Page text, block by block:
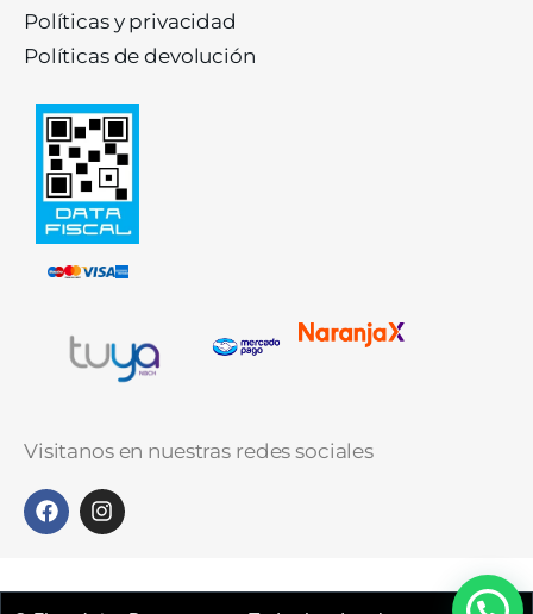
Políticas y privacidad
Políticas de devolución
Visitanos en nuestras redes sociales